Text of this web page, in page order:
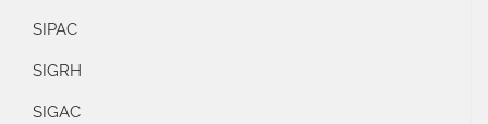
SIPAC
SIGRH
SIGAC